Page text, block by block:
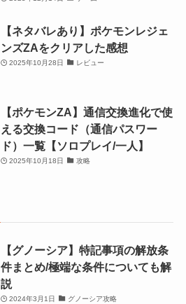
【ネタバレあり】ポケモンレジェ
ンズZAをクリアした感想
2025年10月28日 レビュー
【ポケモンZA】通信交換進化で使
える交換コード（通信パスワー
ド）一覧【ソロプレイ/一人】
2025年10月18日 攻略
【グノーシア】特記事項の解放条
件まとめ/極端な条件についても解
説
2024年3月1日 グノーシア攻略